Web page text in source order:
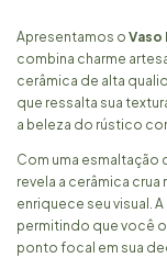
Apresentamos o Vaso
combina charme
cerâmica de alta
que ressalta sua
a beleza do rústico
Com uma esmaltação
revela a cerâmica
enriquece seu visual.
permitindo que você
ponto focal em sua